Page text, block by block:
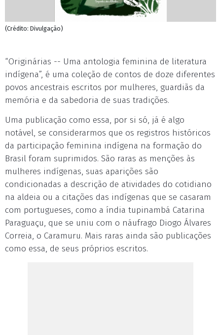
(Crédito: Divulgação)
“Originárias -- Uma antologia feminina de literatura
indígena”, é uma coleção de contos de doze diferentes
povos ancestrais escritos por mulheres, guardiãs da
memória e da sabedoria de suas tradições.
Uma publicação como essa, por si só, já é algo
notável, se considerarmos que os registros históricos
da participação feminina indígena na formação do
Brasil foram suprimidos. São raras as menções às
mulheres indígenas, suas aparições são
condicionadas a descrição de atividades do cotidiano
na aldeia ou a citações das indígenas que se casaram
com portugueses, como a índia tupinambá Catarina
Paraguaçu, que se uniu com o náufrago Diogo Álvares
Correia, o Caramuru. Mais raras ainda são publicações
como essa, de seus próprios escritos.